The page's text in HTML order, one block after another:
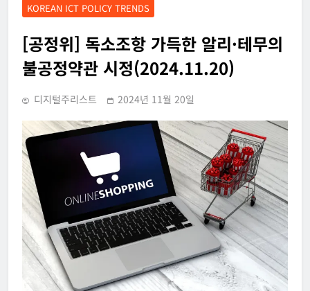
KOREAN ICT POLICY TRENDS
[공정위] 독소조항 가득한 알리·테무의
불공정약관 시정(2024.11.20)
디지털주리스트 2024년 11월 20일